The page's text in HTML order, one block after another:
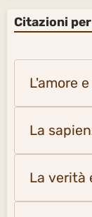
Citazioni
L'amore
La
La verità